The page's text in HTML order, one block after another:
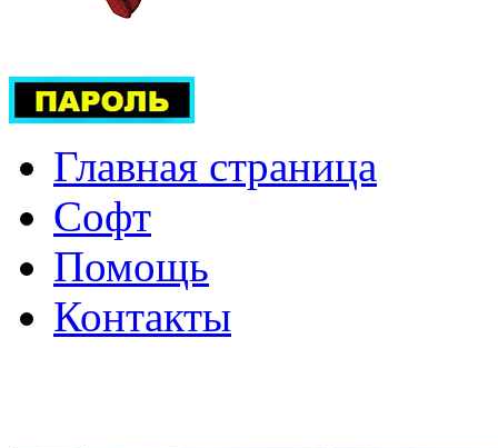
Главная страница
Софт
Помощь
Контакты